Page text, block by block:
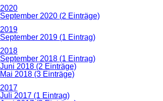
2020
September 2020 (2 Einträge)
2019
September 2019 (1 Eintrag)
2018
September 2018 (1 Eintrag)
Juni 2018 (2 Einträge)
Mai 2018 (3 Einträge)
2017
Juli 2017 (1 Eintrag)